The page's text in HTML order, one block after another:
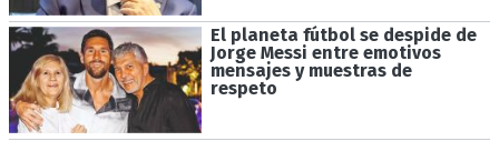
El planeta fútbol se despide de
Jorge Messi entre emotivos
mensajes y muestras de
respeto